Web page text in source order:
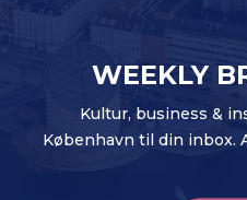
WEEKLY
Kultur, business &
København til din inbox.